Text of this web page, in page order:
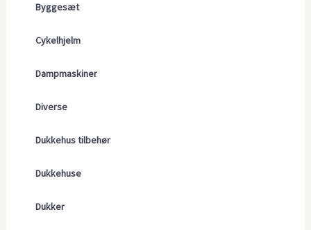
Byggesæt
Cykelhjelm
Dampmaskiner
Diverse
Dukkehus tilbehør
Dukkehuse
Dukker